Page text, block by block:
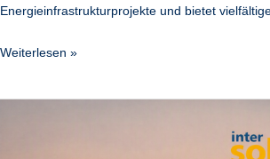
Energieinfrastrukturprojekte und bietet
Weiterlesen »